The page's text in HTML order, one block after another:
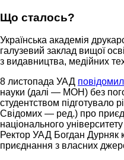
Що сталось?
Українська академія
галузевий заклад вищої
з видавництва, медійних
8 листопада УАД
науки (далі — МОН) без
студентством підготувало
Свідомих — ред.) про
національного
Ректор УАД Богдан Дурняк
приєднання з власних